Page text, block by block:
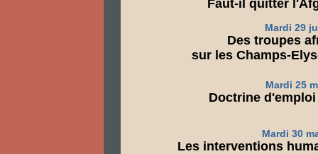
Faut-il quitter
Mardi 29
Des troupes
sur les Champs-
Mardi 25
Doctrine
Mardi 30
Les interventions